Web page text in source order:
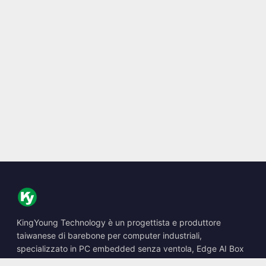
KingYoung Technology è un progettista e produttore
taiwanese di barebone per computer industriali,
specializzato in PC embedded senza ventola, Edge AI Box
e soluzioni di calcolo robuste.